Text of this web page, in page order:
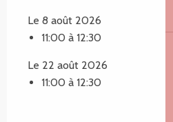
Le 8 août 2026
11:00 à 12:30
Le 22 août 2026
11:00 à 12:30